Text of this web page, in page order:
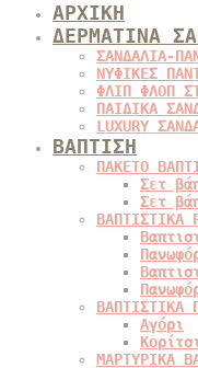
ΑΡΧΙΚΗ
ΔΕΡΜΑΤΙΝΑ
ΣΑΝΔΑΛΙΑ-
ΝΥΦΙΚΕΣ
ΦΛΙΠ ΦΛΟΠ
ΠΑΙΔΙΚΑ
LUXURY
ΒΑΠΤΙΣΗ
ΠΑΚΕΤΟ
Σετ
Σετ
ΒΑΠΤΙΣΤΙΚΑ
ΒΑΠΤΙΣΤΙΚΑ
Αγόρι
ΜΑΡΤΥΡΙΚΑ